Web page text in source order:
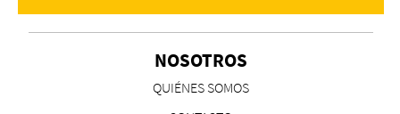
NOSOTROS
QUIÉNES SOMOS